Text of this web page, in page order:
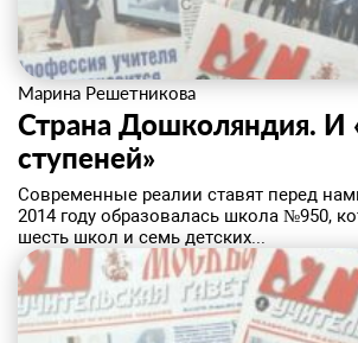
Марина Решетникова
Страна Дошколяндия. И
ступеней»
​Современные реалии ставят перед
2014 году образовалась школа №950,
шесть школ и семь детских...